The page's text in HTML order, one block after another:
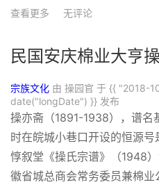
查看更多 无评论
民国安庆棉业大亨
宗族文化 由 操园官 于 {{ "2018-
date("longDate") }} 发布
操亦斋（1891-1938），谱名
时在皖城小巷口开设的恒源
惇叙堂《操氏宗谱》（1948
徽省城总商会常务委员兼棉业